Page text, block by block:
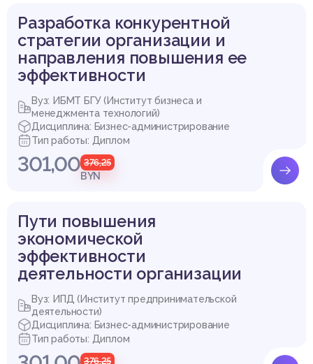
Разработка конкурентной
стратегии организации и
направления повышения ее
эффективности
Вуз: ИБМТ БГУ (Институт бизнеса и
менеджмента технологий)
Дисциплина: Бизнес-администрирование
Тип работы: Диплом
301,00 376,25
BYN
Пути повышения
экономической
эффективности
деятельности организации
Вуз: ИПД (Институт предпринимательской
деятельности)
Дисциплина: Бизнес-администрирование
Тип работы: Диплом
376,25